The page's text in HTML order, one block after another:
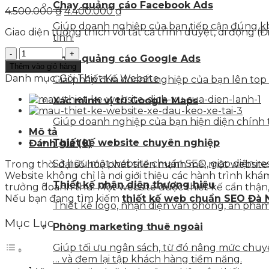
Chạy quảng cáo Facebook Ads
Giúp doanh nghiệp của bạn tiếp cận đúng
tinh!
Chạy quảng cáo Google Ads
Giải pháp đưa doanh nghiệp của bạn lên
Xác minh vị trí Google Maps
Giúp doanh nghiệp của bạn hiện diện
Thiết kế website chuyên nghiệp
Sở hữu một website chuẩn SEO, giao diện
Thiết kế nhận diện thương hiệu
Thiết kế logo, nhận diện văn phòng, ấn
Phòng marketing thuê ngoài
Giúp tối ưu ngân sách, từ đó nâng mức
… và đem lại tập khách hàng tiềm năng.
4.500.000₫Giá
gốc
là:
4.500.000 ₫.
4.400.000₫Giá
hiện
tại
4.400.000 ₫.
Giao diện tương thích với tất cả trình duyệt, di động
Mẫu
Thiết
Kế
Website
Du
lịch
lượng
Thêm vào giỏ hàng
Danh mục:Gói Thiết Kế Website
Mô tả
Đánh giá (0)
Trong thời đại số hóa phát triển mạnh mẽ, một
Website không chỉ là nơi giới thiệu các hành trình
trưởng doanh thu. Một website được thiết kế cẩn
Nếu bạn đang tìm kiếm thiết kế web chuẩn SEO Đà
Mục Lục